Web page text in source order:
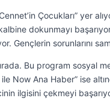
Çocukları” yer
dokunmayı
Gençlerin sorunlarını
Bu program sosyal
ile Now Ana Haber” ise
ilgisini çekmeyi